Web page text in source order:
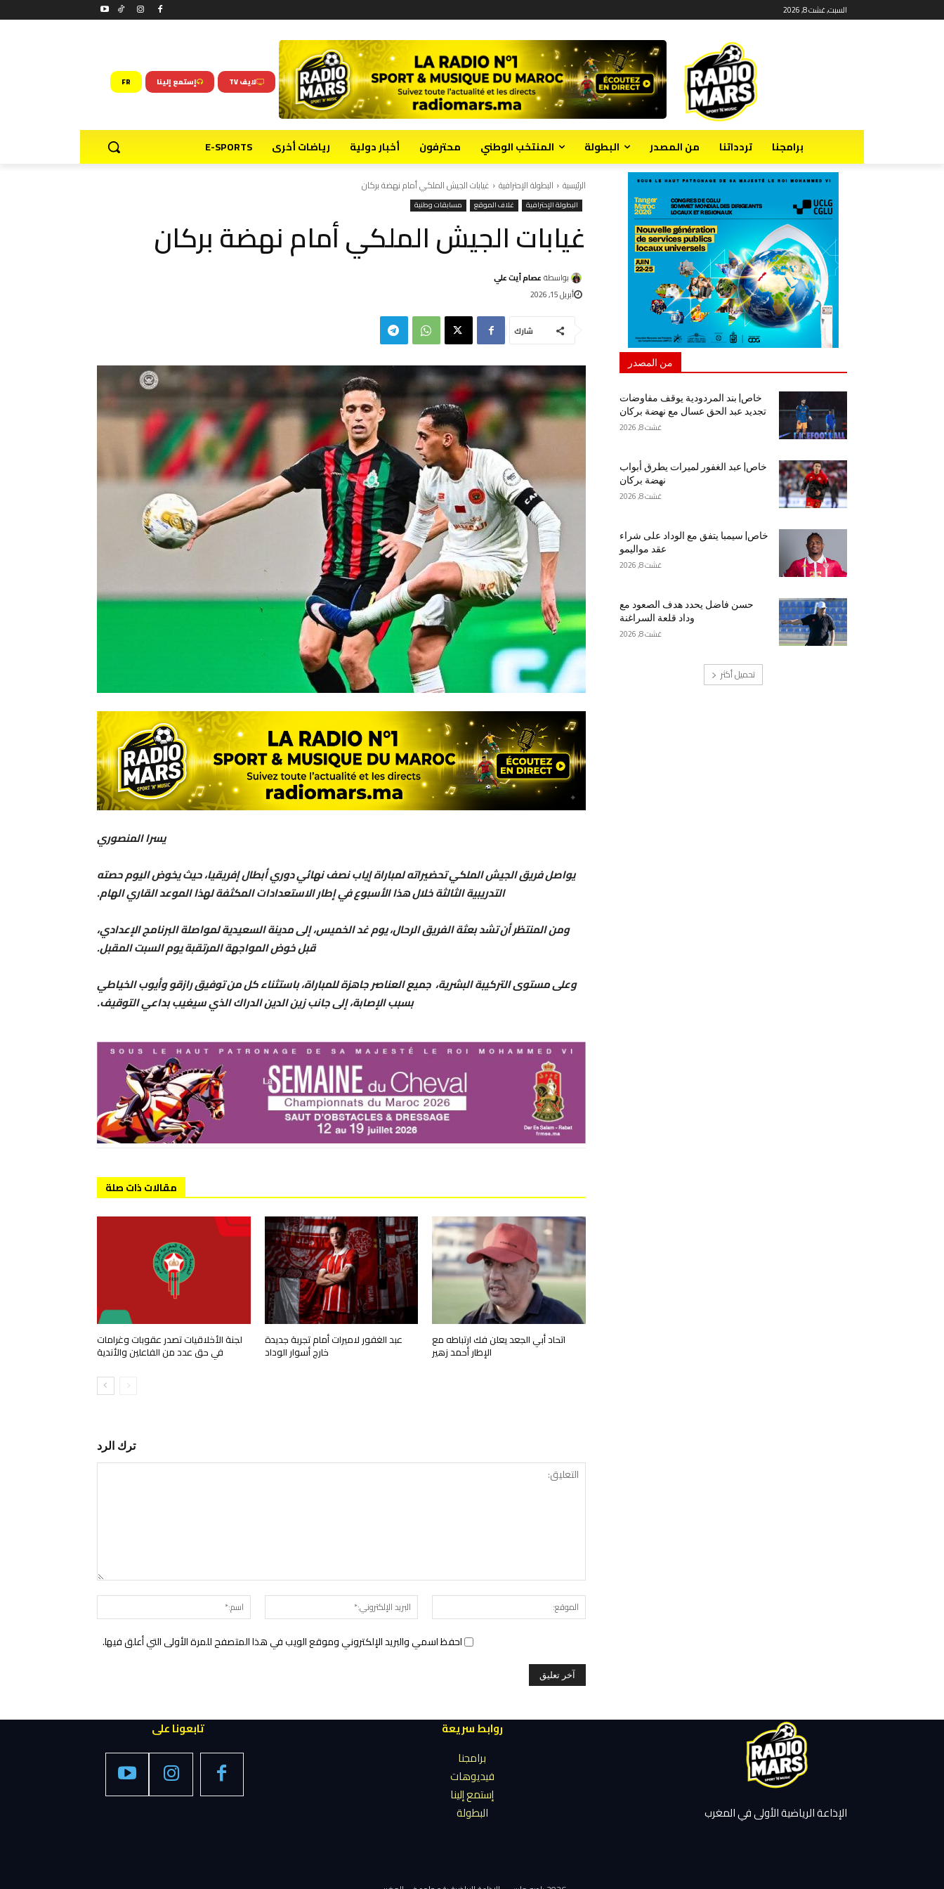
السبت, غشت 8, 2026
لايف TV إستمع إلينا FR
برامجنا تردداتنا من المصدر البطولة المنتخب الوطني محترفون أخبار دولية رياضات أخرى E-SPORTS
الرئيسية البطولة الإحترافية غيابات الجيش الملكي أمام نهضة بركان
البطولة الإحترافية غلاف الموقع مسابقات وطنية
غيابات الجيش الملكي أمام نهضة بركان
بواسطة عصام أيت علي
أبريل 15, 2026
شارك
يسرا المنصوري
يواصل فريق الجيش الملكي تحضيراته لمباراة إياب نصف نهائي دوري أبطال إفريقيا، حيث يخوض اليوم حصته
التدريبية الثالثة خلال هذا الأسبوع في إطار الاستعدادات المكثفة لهذا الموعد القاري الهام.
ومن المنتظر أن تشد بعثة الفريق الرحال، يوم غد الخميس، إلى مدينة السعيدية لمواصلة البرنامج الإعدادي،
قبل خوض المواجهة المرتقبة يوم السبت المقبل.
وعلى مستوى التركيبة البشرية، جميع العناصر جاهزة للمباراة، باستثناء كل من توفيق رازقو وأيوب الخياطي
بسبب الإصابة، إلى جانب زين الدين الدراك الذي سيغيب بداعي التوقيف.
مقالات ذات صلة
اتحاد أبي الجعد يعلن فك ارتباطه مع
الإطار أحمد زهير
عبد الغفور لاميرات أمام تجربة جديدة
خارج أسوار الوداد
لجنة الأخلاقيات تصدر عقوبات وغرامات
في حق عدد من الفاعلين والأندية
ترك الرد
التعليق:
اسم:*
البريد
الإلكتروني:*
الموقع:
احفظ اسمي والبريد الإلكتروني وموقع الويب في هذا المتصفح للمرة الأولى التي أعلق فيها.
من المصدر
خاص| بند المردودية يوقف مفاوضات
تجديد عبد الحق عسال مع نهضة بركان
غشت 8, 2026
خاص| عبد الغفور لميرات يطرق أبواب
نهضة بركان
غشت 8, 2026
خاص| سيمبا يتفق مع الوداد على شراء
عقد مواليمو
غشت 8, 2026
حسن فاضل يحدد هدف الصعود مع
وداد قلعة السراغنة
غشت 8, 2026
تحميل أكثر
تابعونا على
روابط سريعة
برامجنا
فيديوهات
إستمع إلينا
البطولة
الإذاعة الرياضية الأولى في المغرب